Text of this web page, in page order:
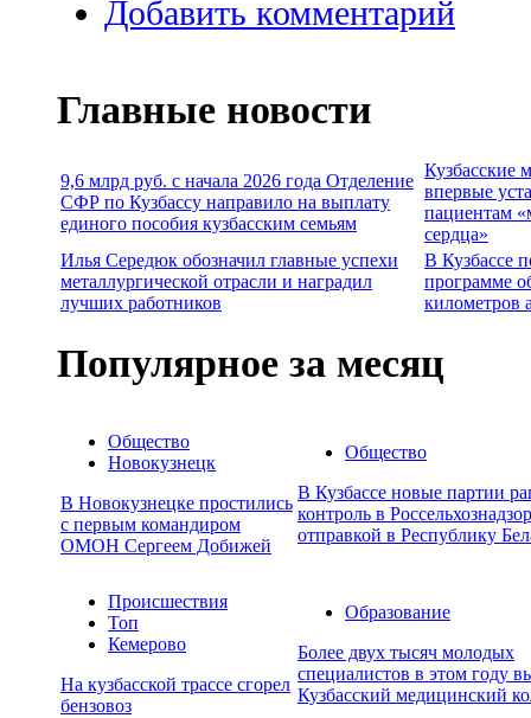
Добавить комментарий
Главные новости
9,6 млрд руб. с начала 2026 года Отделение
СФР по Кузбассу направило на выплату
единого пособия кузбасским семьям
Кузбасские
впервые
пациентам
сердца»
Илья Середюк обозначил главные успехи
металлургической отрасли и наградил
лучших работников
В Кузбассе
программе
километров
Популярное за месяц
Общество
Новокузнецк
В Новокузнецке простились
с первым командиром
ОМОН Сергеем Добижей
Общество
В Кузбассе новые партии
контроль в
отправкой в Республику
Происшествия
Топ
Кемерово
На кузбасской трассе сгорел
бензовоз
Образование
Более двух тысяч молодых
специалистов в этом году
Кузбасский медицинский